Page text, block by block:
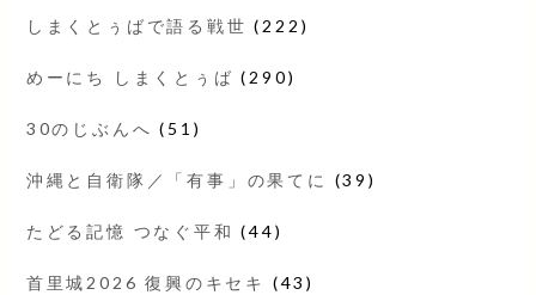
しまくとぅばで語る戦世 (222)
めーにち しまくとぅば (290)
30のじぶんへ (51)
沖縄と自衛隊／「有事」の果てに (39)
たどる記憶 つなぐ平和 (44)
首里城2026 復興のキセキ (43)